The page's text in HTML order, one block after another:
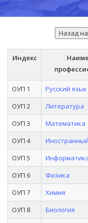
Индекс
ОУП 1
Русский язык
ОУП 2
Литература
ОУП 3
Математика
ОУП 4
ОУП 5
ОУП 6
Физика
ОУП 7
Химия
ОУП 8
Биология